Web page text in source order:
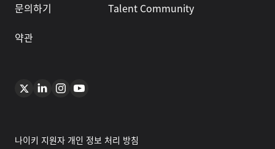
문의하기
Talent Community
약관
나이키 지원자 개인 정보 처리 방침